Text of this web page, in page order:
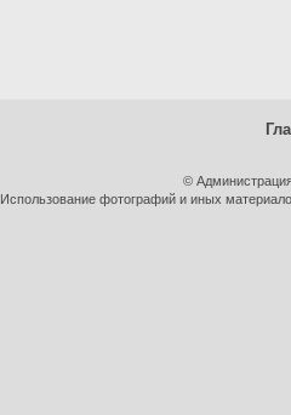
©
Использование фотографий и иных